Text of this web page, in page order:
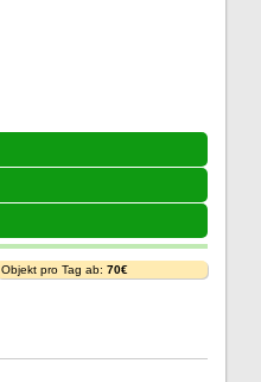
Objekt pro Tag ab: 70€